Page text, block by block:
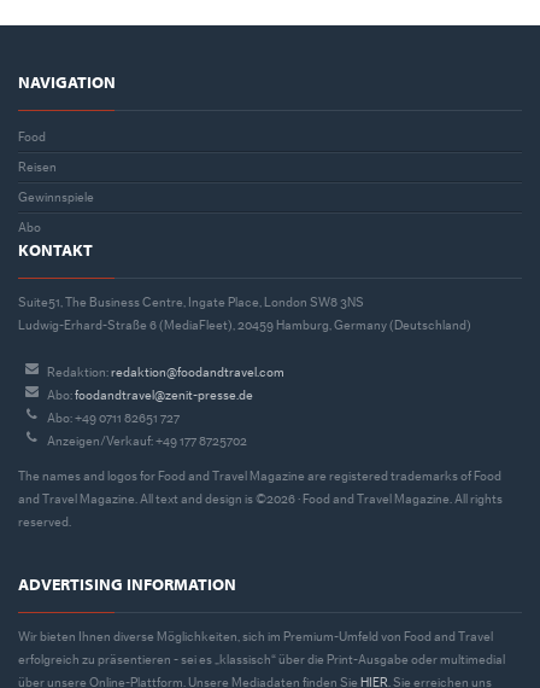
NAVIGATION
Food
Reisen
Gewinnspiele
Abo
KONTAKT
Suite51, The Business Centre, Ingate Place, London SW8 3NS
Ludwig-Erhard-Straße 6 (MediaFleet), 20459 Hamburg, Germany (Deutschland)
Redaktion:redaktion@foodandtravel.com
Abo:foodandtravel@zenit-presse.de
Abo: +49 0711 82651 727
Anzeigen/Verkauf: +49 177 8725702
The names and logos for Food and Travel Magazine are registered trademarks of Food
and Travel Magazine. All text and design is ©2026 · Food and Travel Magazine. All rights
reserved.
ADVERTISING INFORMATION
Wir bieten Ihnen diverse Möglichkeiten, sich im Premium-Umfeld von Food and Travel
erfolgreich zu präsentieren - sei es „klassisch“ über die Print-Ausgabe oder multimedial
über unsere Online-Plattform. Unsere Mediadaten finden Sie HIER. Sie erreichen uns